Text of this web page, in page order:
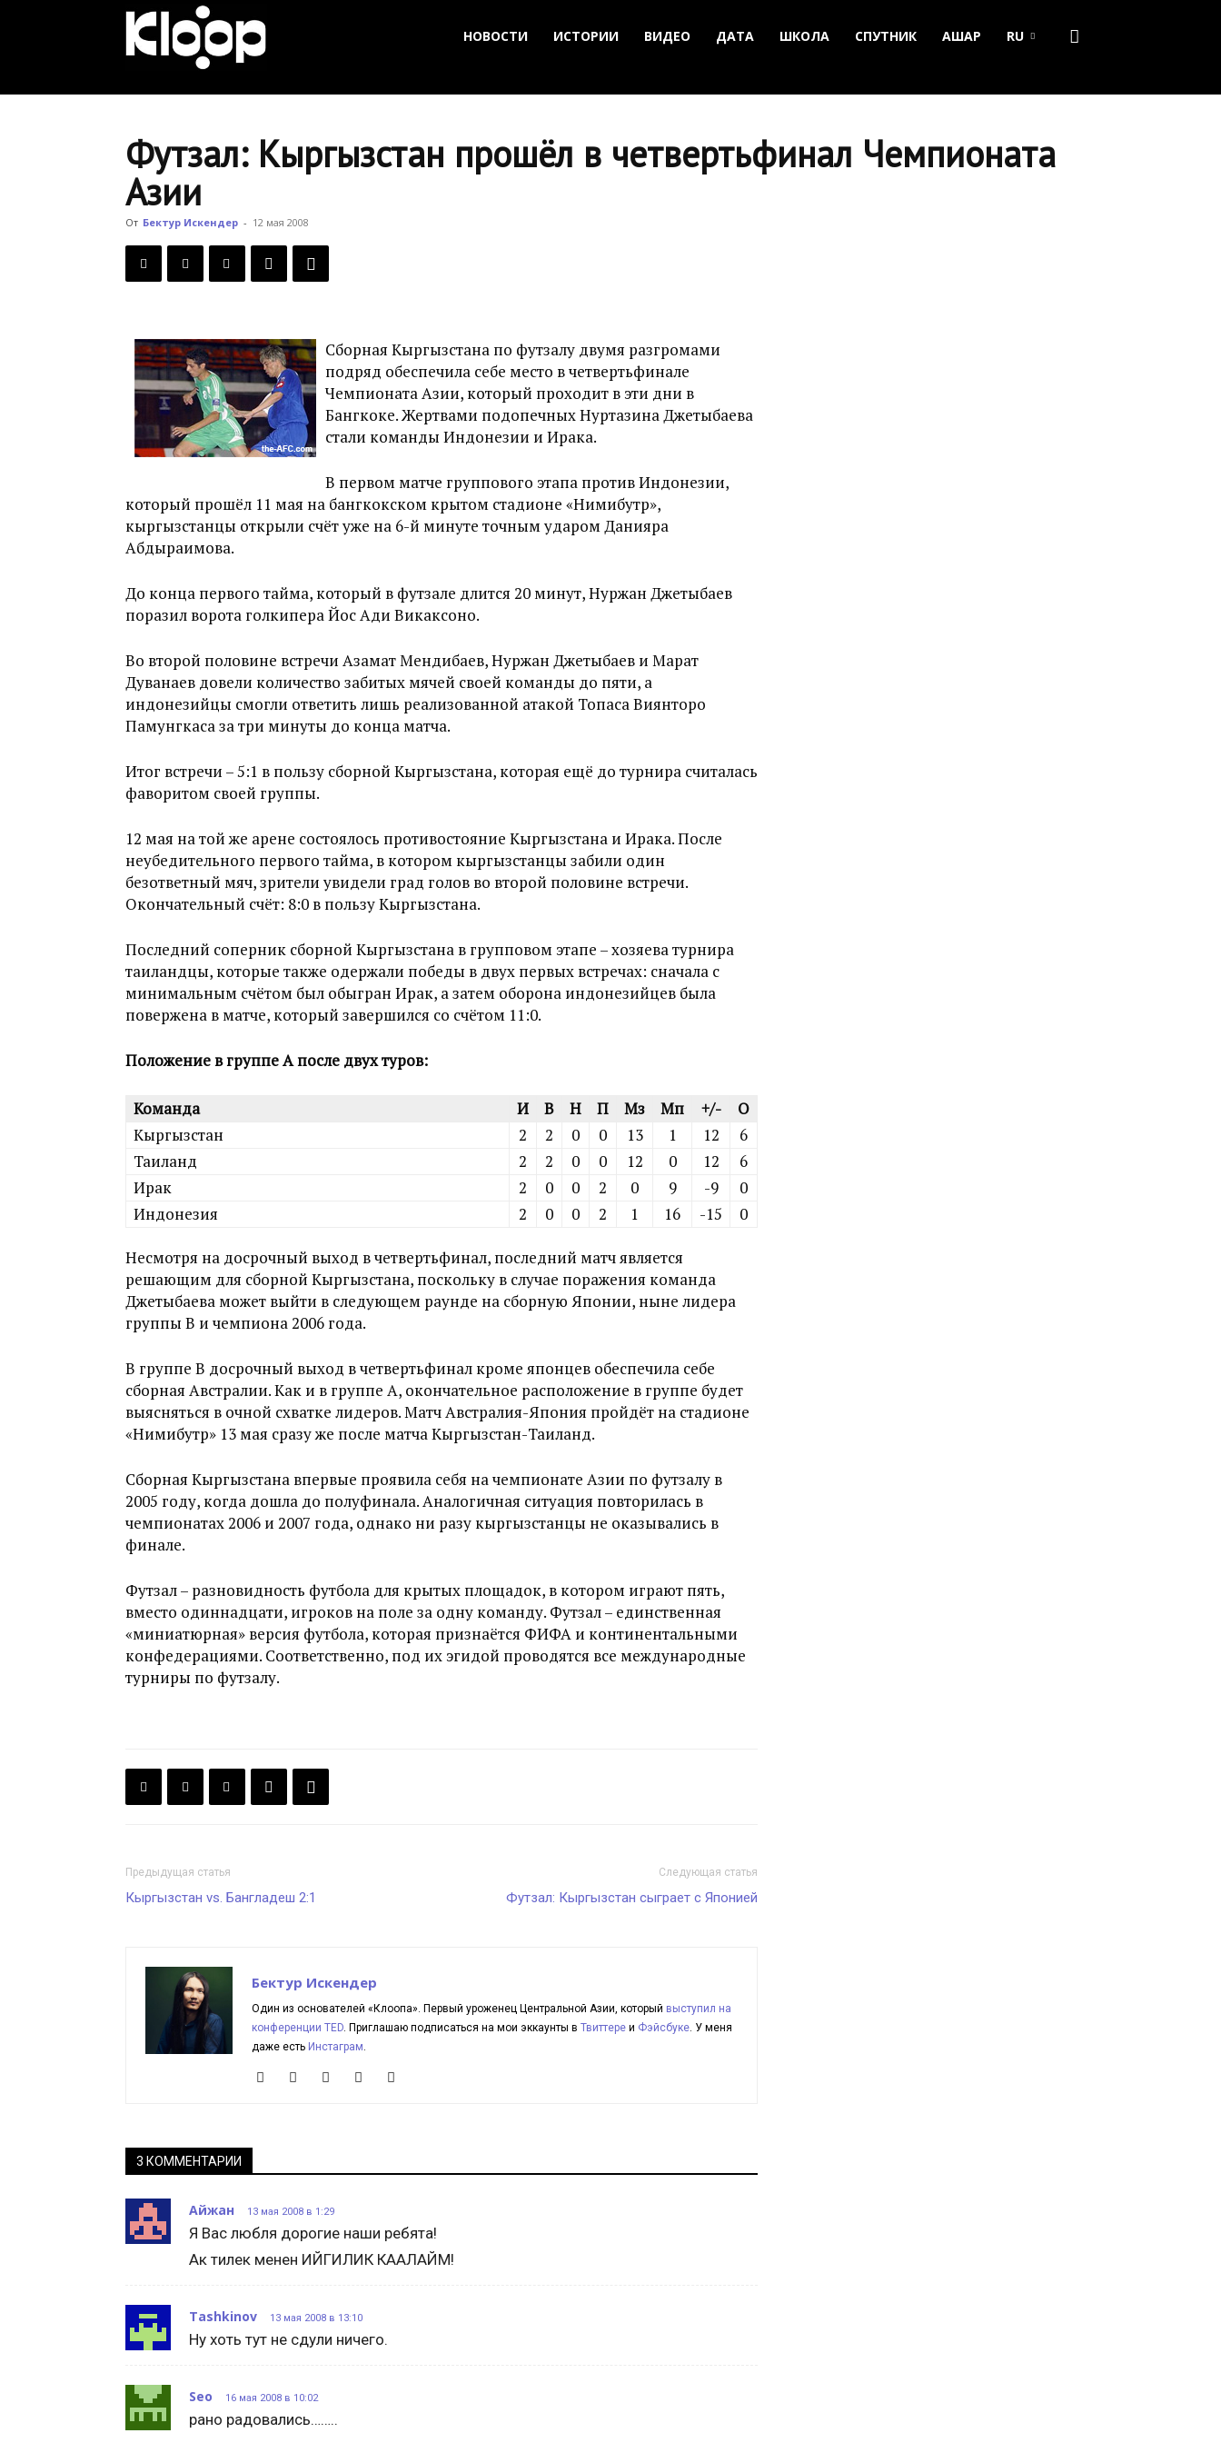
Новости
Кыргызстана
НОВОСТИ ИСТОРИИ ВИДЕО ДАТА ШКОЛА СПУТНИК АШАР RU
Футзал: Кыргызстан прошёл в четвертьфинал Чемпионата
Азии
От Бектур Искендер - 12 мая 2008
Сборная Кыргызстана по футзалу двумя разгромами
подряд обеспечила себе место в четвертьфинале
Чемпионата Азии, который проходит в эти дни в
Бангкоке. Жертвами подопечных Нуртазина Джетыбаева
стали команды Индонезии и Ирака.
В первом матче группового этапа против Индонезии,
который прошёл 11 мая на бангкокском крытом стадионе «Нимибутр»,
кыргызстанцы открыли счёт уже на 6-й минуте точным ударом Данияра
Абдыраимова.
До конца первого тайма, который в футзале длится 20 минут, Нуржан Джетыбаев
поразил ворота голкипера Йос Ади Викаксоно.
Во второй половине встречи Азамат Мендибаев, Нуржан Джетыбаев и Марат
Дуванаев довели количество забитых мячей своей команды до пяти, а
индонезийцы смогли ответить лишь реализованной атакой Топаса Виянторо
Памунгкаса за три минуты до конца матча.
Итог встречи – 5:1 в пользу сборной Кыргызстана, которая ещё до турнира считалась
фаворитом своей группы.
12 мая на той же арене состоялось противостояние Кыргызстана и Ирака. После
неубедительного первого тайма, в котором кыргызстанцы забили один
безответный мяч, зрители увидели град голов во второй половине встречи.
Окончательный счёт: 8:0 в пользу Кыргызстана.
Последний соперник сборной Кыргызстана в групповом этапе – хозяева турнира
таиландцы, которые также одержали победы в двух первых встречах: сначала с
минимальным счётом был обыгран Ирак, а затем оборона индонезийцев была
повержена в матче, который завершился со счётом 11:0.
Положение в группе А после двух туров:
Команда И В Н П Мз Мп +/-
О
Кыргызстан
2 2 0 0 13 1 12
6
Таиланд
2 2 0 0 12 0 12
6
Ирак
2 0 0 2 0 9 -9
0
Индонезия
2 0 0 2 1 16 -15 0
Несмотря на досрочный выход в четвертьфинал, последний матч является
решающим для сборной Кыргызстана, поскольку в случае поражения команда
Джетыбаева может выйти в следующем раунде на сборную Японии, ныне лидера
группы B и чемпиона 2006 года.
В группе B досрочный выход в четвертьфинал кроме японцев обеспечила себе
сборная Австралии. Как и в группе A, окончательное расположение в группе будет
выясняться в очной схватке лидеров. Матч Австралия-Япония пройдёт на стадионе
«Нимибутр» 13 мая сразу же после матча Кыргызстан-Таиланд.
Сборная Кыргызстана впервые проявила себя на чемпионате Азии по футзалу в
2005 году, когда дошла до полуфинала. Аналогичная ситуация повторилась в
чемпионатах 2006 и 2007 года, однако ни разу кыргызстанцы не оказывались в
финале.
Футзал – разновидность футбола для крытых площадок, в котором играют пять,
вместо одиннадцати, игроков на поле за одну команду. Футзал – единственная
«миниатюрная» версия футбола, которая признаётся ФИФА и континентальными
конфедерациями. Соответственно, под их эгидой проводятся все международные
турниры по футзалу.
Предыдущая статья
Кыргызстан vs. Бангладеш 2:1
Следующая статья
Футзал: Кыргызстан сыграет с Японией
Бектур Искендер
Один из основателей «Клоопа». Первый уроженец Центральной Азии, который выступил на
конференции TED. Приглашаю подписаться на мои эккаунты в Твиттере и Фэйсбуке. У меня
даже есть Инстаграм.
3 КОММЕНТАРИИ
Айжан 13 мая 2008 в 1:29
Я Вас любля дорогие наши ребята!
Ак тилек менен ИЙГИЛИК КААЛАЙМ!
Tashkinov 13 мая 2008 в 13:10
Ну хоть тут не сдули ничего.
Seo 16 мая 2008 в 10:02
рано радовались……..